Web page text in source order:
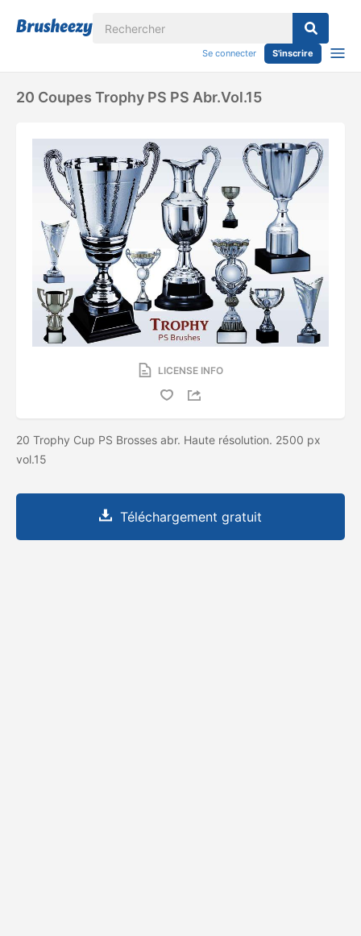
Se connecter S'inscrire
20 Coupes Trophy PS PS Abr.vol.15
LICENSE INFO
20 Trophy Cup PS Brosses abr. Haute résolution. 2500 px
vol.15
Téléchargement gratuit